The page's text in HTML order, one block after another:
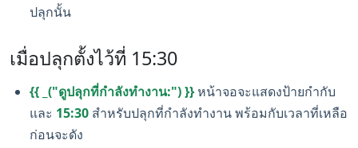
ปลุกนั้น
เมื่อปลุกตั้งไว้ที่ 15:30
{{ _("ดูปลุกที่กำลังทำงาน:") }}หน้าจอจะแสดงป้ายกำกับ
และ 15:30 สำหรับปลุกที่กำลังทำงาน พร้อมกับเวลาที่เหลือ
ก่อนจะดัง